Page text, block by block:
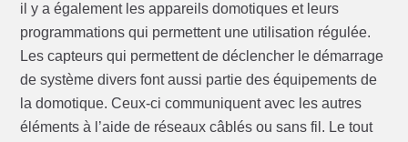
il y a également les appareils domotiques et leurs
programmations qui permettent une utilisation régulée.
Les capteurs qui permettent de déclencher le démarrage
de système divers font aussi partie des équipements de
la domotique. Ceux-ci communiquent avec les autres
éléments à l’aide de réseaux câblés ou sans fil. Le tout